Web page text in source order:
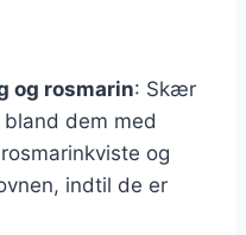
og rosmarin: Skær
dem med
og
indtil de er